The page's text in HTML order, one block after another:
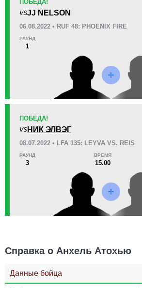
15:00 60
Статистика боев по
Организация
ПОБЕДА!
VSJJ NELSON
06.08.2022 • RUF 48: PHOENIX FIRE
РАУНД
1
ПОБЕДА!
VS НИК ЭЛВЭГ
08.07.2022 • LFA 135: LEYVA VS. REIS
РАУНД
3
ВРЕМЯ
15.00
Справка о Анхель Атохью
Данные бойца